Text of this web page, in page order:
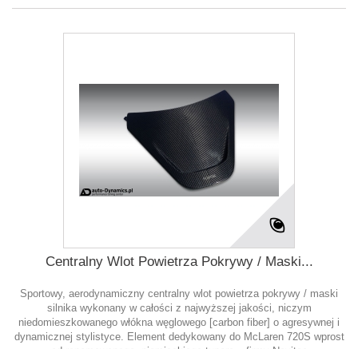
Centralny Wlot Powietrza Pokrywy / Maski...
Sportowy, aerodynamiczny centralny wlot powietrza pokrywy / maski
silnika wykonany w całości z najwyższej jakości, niczym
niedomieszkowanego włókna węglowego [carbon fiber] o agresywnej i
dynamicznej stylistyce. Element dedykowany do McLaren 720S wprost